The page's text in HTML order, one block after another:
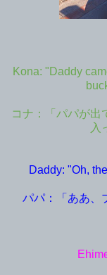
Kona: "Daddy
コナ：「パパが出
入
Daddy: "Oh,
パパ：「ああ、